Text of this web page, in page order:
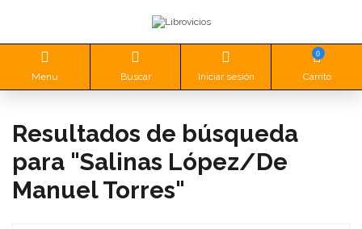
Menu Buscar Iniciar sesión
0
Carrito
Resultados de búsqueda
para "Salinas López/De
Manuel Torres"